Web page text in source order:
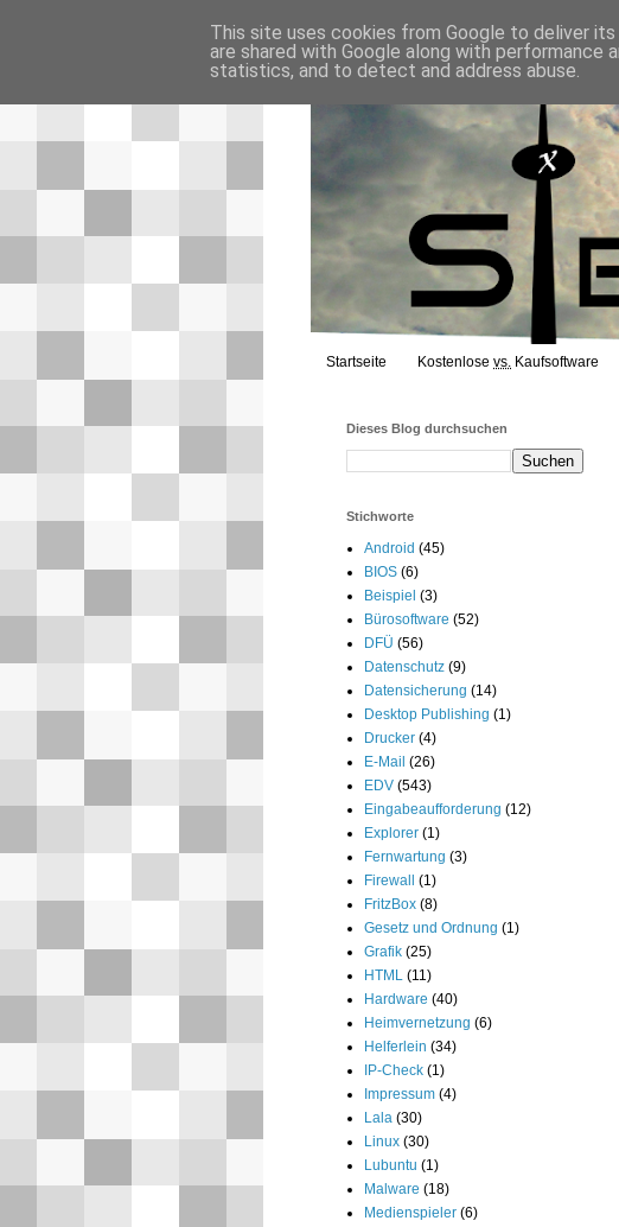
Startseite Kostenlose vs. Kaufsoftware
Dieses Blog durchsuchen
Stichworte
Android (45)
BIOS (6)
Beispiel (3)
Bürosoftware (52)
DFÜ (56)
Datenschutz (9)
Datensicherung (14)
Desktop Publishing (1)
Drucker (4)
E-Mail (26)
EDV (543)
Eingabeaufforderung (12)
Explorer (1)
Fernwartung (3)
Firewall
(1)
FritzBox (8)
Gesetz und Ordnung (1)
Grafik (25)
HTML (11)
Hardware (40)
Heimvernetzung (6)
Helferlein (34)
IP-Check (1)
Impressum (4)
Lala (30)
Linux (30)
Lubuntu (1)
Malware (18)
Medienspieler (6)
This site uses cookies from Google to deliver
are shared with Google along with
statistics, and to detect and address abuse.